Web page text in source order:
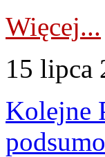
Więcej...
15 lipca
Kolejne